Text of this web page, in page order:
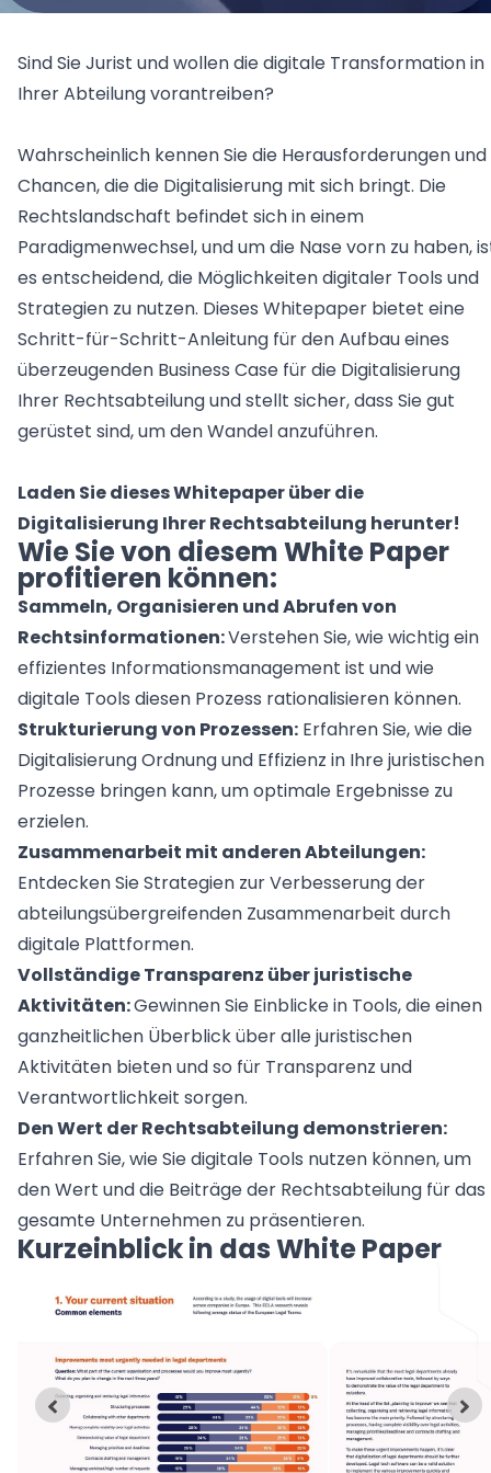
Alle Anwendungsfälle
für Rechtsabteilungen in Unternehmen
Creditor Hub
für Unternehmen mit einer Vielzahl an Forderungen
Plattform
Documents
Dokumenten Management System
Smart Data
alle Unternehmens- und Insolvenzdaten, die Sie
Legal Twin®
KI-Produkte
Contract Insights
KI-Vertragsanalyse für Unternehmen und
Smart Legal Research
KI-Agent zur Urteilsrecherche für Anwälte
Legal Twin
Add-Ons
KI-Agenten für Advoware und Winsolvenz
Insomacs
Advoware
Knowliah
Smart Data Business Information
Sind Sie Jurist und wollen die digitale Transformation in
Ihrer Abteilung vorantreiben?
Wahrscheinlich kennen Sie die Herausforderungen und
Chancen, die die Digitalisierung mit sich bringt. Die
Rechtslandschaft befindet sich in einem
Paradigmenwechsel, und um die Nase vorn zu haben,
es entscheidend, die Möglichkeiten digitaler Tools und
Strategien zu nutzen. Dieses Whitepaper bietet eine
Schritt-für-Schritt-Anleitung für den Aufbau eines
überzeugenden Business Case für die Digitalisierung
Ihrer Rechtsabteilung und stellt sicher, dass Sie gut
gerüstet sind, um den Wandel anzuführen.
Laden Sie dieses Whitepaper über die
Digitalisierung Ihrer Rechtsabteilung herunter!
Wie Sie von diesem White Paper
profitieren können:
Sammeln, Organisieren und Abrufen von
Rechtsinformationen:Verstehen Sie, wie wichtig ein
effizientes Informationsmanagement ist und wie
digitale Tools diesen Prozess rationalisieren können.
Strukturierung von Prozessen: Erfahren Sie, wie die
Digitalisierung Ordnung und Effizienz in Ihre juristischen
Prozesse bringen kann, um optimale Ergebnisse zu
erzielen.
Zusammenarbeit mit anderen Abteilungen:
Entdecken Sie Strategien zur Verbesserung der
abteilungsübergreifenden Zusammenarbeit durch
digitale Plattformen.
Vollständige Transparenz über juristische
Aktivitäten:Gewinnen Sie Einblicke in Tools, die einen
ganzheitlichen Überblick über alle juristischen
Aktivitäten bieten und so für Transparenz und
Verantwortlichkeit sorgen.
Den Wert der Rechtsabteilung demonstrieren:
Erfahren Sie, wie Sie digitale Tools nutzen können, um
den Wert und die Beiträge der Rechtsabteilung für das
gesamte Unternehmen zu präsentieren.
Kurzeinblick in das White Paper